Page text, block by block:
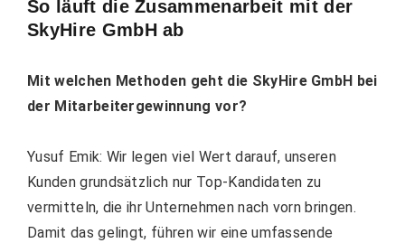
So läuft die Zusammenarbeit mit der
SkyHire GmbH ab
Mit welchen Methoden geht die SkyHire GmbH bei
der Mitarbeitergewinnung vor?
Yusuf Emik: Wir legen viel Wert darauf, unseren
Kunden grundsätzlich nur Top-Kandidaten zu
vermitteln, die ihr Unternehmen nach vorn bringen.
Damit das gelingt, führen wir eine umfassende